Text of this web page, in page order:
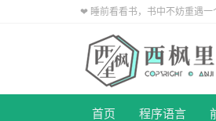
❤ 睡前看看书，书中不妨重遇一
首页 程序语言